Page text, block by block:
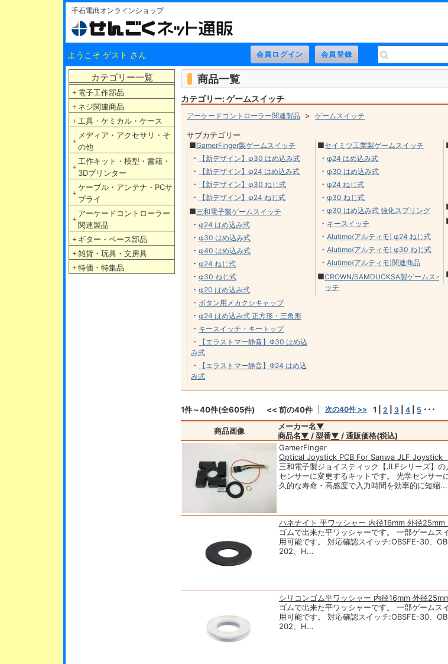
千石電商オンラインショップ
ようこそ ゲスト さん
カテゴリー一覧
＋ 電子工作部品
＋ ネジ関連商品
＋ 工具・ケミカル・ケース
＋
メディア・アクセサリ・そ
の他
＋
工作キット・模型・書籍・
3Dプリンター
＋
ケーブル・アンテナ・PCサ
プライ
＋
アーケードコントローラー
関連製品
＋ ギター・ベース部品
＋ 雑貨・玩具・文房具
＋ 特価・特集品
商品一覧
カテゴリー: ゲームスイッチ
アーケードコントローラー関連製品 > ゲームスイッチ
サブカテゴリー
■GamerFinger製ゲームスイッチ
・ 【新デザイン】φ30 はめ込み式
・ 【新デザイン】φ24 はめ込み式
・ 【新デザイン】φ30 ねじ式
・ 【新デザイン】φ24 ねじ式
■三和電子製ゲームスイッチ
・ φ24 はめ込み式
・ φ30 はめ込み式
・ φ40 はめ込み式
・ φ24 ねじ式
・ φ30 ねじ式
・ φ20 はめ込み式
・ ボタン用メカクシキャップ
・ φ24 はめ込み式 正方形・三角形
・ キースイッチ・キートップ
・
【エラストマー静音】Φ30 はめ込
み式
・
【エラストマー静音】Φ24 はめ込
み式
■セイミツ工業製ゲームスイッチ
・ φ24 はめ込み式
・ φ30 はめ込み式
・ φ24 ねじ式
・ φ30 ねじ式
・ φ30 はめ込み式 強化スプリング
・ キースイッチ
・ Alutimo(アルティモ) φ24 ねじ式
・ Alutimo(アルティモ) φ30 ねじ式
・ Alutimo(アルティモ)関連商品
■CROWN/SAMDUCKSA製ゲームスイ
ッチ
1件～40件(全605件) << 前の40件 次の40件 >> 1 2 3 4 5 ･･･
商品画像 メーカー名▼
商品名▼ / 型番▼ / 通販価格(税込)
GamerFinger
Optical Joystick PCB For Sanwa JLF Joystick
三和電子製ジョイスティック【JLFシリーズ】
センサーに変更するキットです。 光学センサー
久的な寿命・高感度で入力時間を効率的に短縮...
ハネナイト 平ワッシャー 内径16mm 外径
ゴムで出来た平ワッシャーです。 一部ゲームス
用可能です。 対応確認スイッチ:OBSFE-30、
202、H...
シリコンゴム平ワッシャー 内径16mm 外径
ゴムで出来た平ワッシャーです。 一部ゲームス
用可能です。 対応確認スイッチ:OBSFE-30、
202、H...